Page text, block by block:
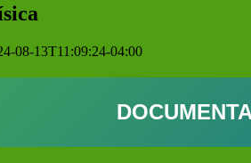
08-13T11:09:24-04:00